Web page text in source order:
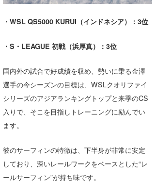
・WSL QS5000 KURUI（インドネシア）：3位
・S・LEAGUE 初戦（浜厚真）：3位
国内外の試合で好成績を収め、勢いに乗る金澤
選手の今シーズンの目標は、WSLクオリファイ
シリーズのアジアランキングトップと来季のCS
入りで、そこを目指しトレーニングに励んでい
ます。
彼のサーフィンの特徴は、下半身が非常に安定
しており、深いレールワークをベースとした“レ
ールサーフィン”が持ち味です。